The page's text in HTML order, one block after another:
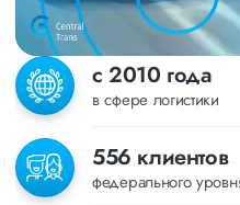
с 2010 года
в сфере логистики
556 клиентов
федерального